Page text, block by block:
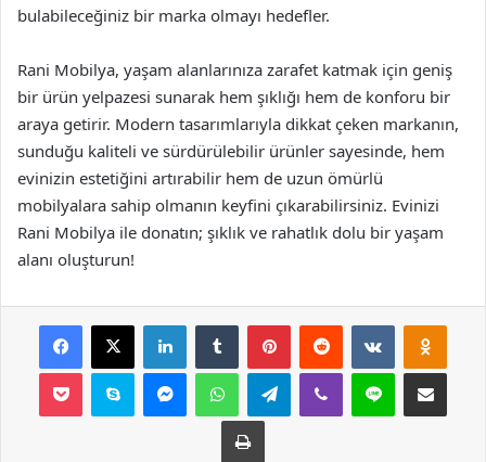
bulabileceğiniz bir marka olmayı hedefler.
Rani Mobilya, yaşam alanlarınıza zarafet katmak için geniş
bir ürün yelpazesi sunarak hem şıklığı hem de konforu bir
araya getirir. Modern tasarımlarıyla dikkat çeken markanın,
sunduğu kaliteli ve sürdürülebilir ürünler sayesinde, hem
evinizin estetiğini artırabilir hem de uzun ömürlü
mobilyalara sahip olmanın keyfini çıkarabilirsiniz. Evinizi
Rani Mobilya ile donatın; şıklık ve rahatlık dolu bir yaşam
alanı oluşturun!
Facebook
X LinkedInTumblr PinterestReddit VKontakte
Pocket Skype MessengerWhatsAppTelegramViber Line E-Posta ile
Yazdır